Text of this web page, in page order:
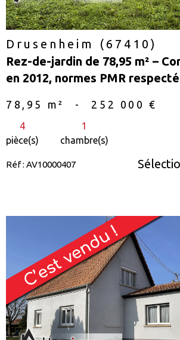
Drusenheim (67410)
Rez-de-jardin de 78,95 m² –
en 2012, normes PMR
78,95 m² - 252 000 €
4
pièce(s)
1
chambre(s)
Réf : AV10000407
voir le
bien